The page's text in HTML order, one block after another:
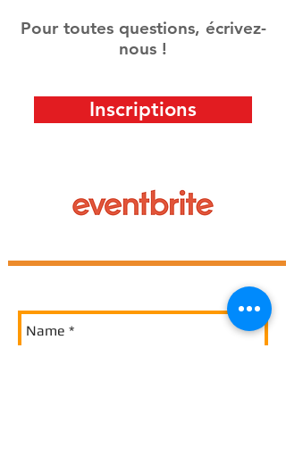
Pour toutes questions, écrivez-
nous !
Inscriptions